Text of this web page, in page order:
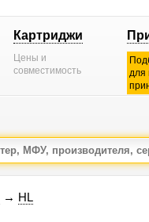
Картриджи
Цены и
совместимость
для
→ HL